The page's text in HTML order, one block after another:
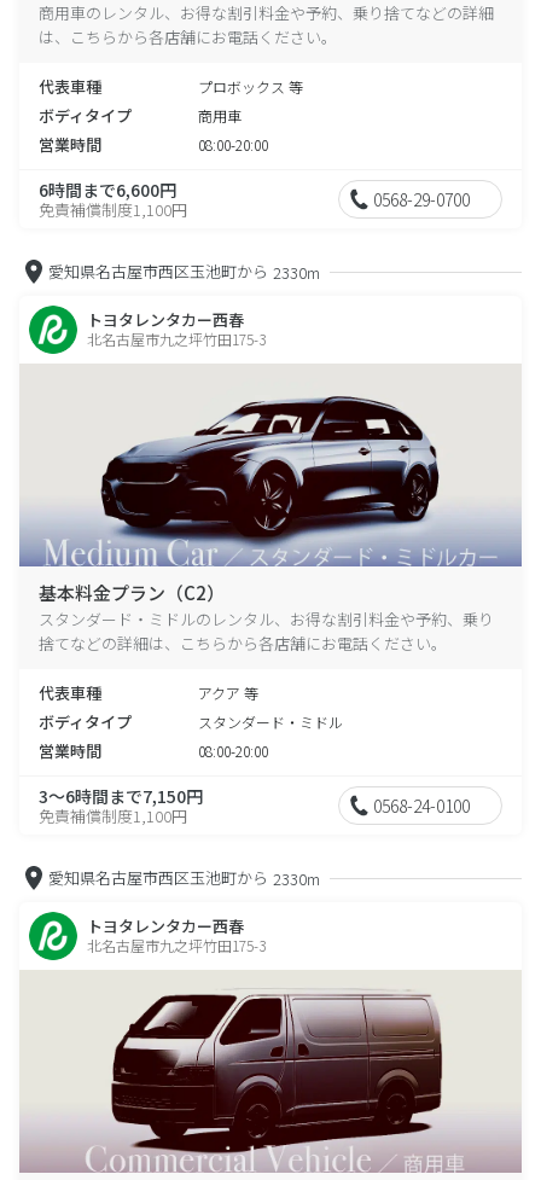
商用車のレンタル、お得な割引料金や予約、乗り捨てなどの詳細
は、こちらから各店舗にお電話ください。
代表車種 プロボックス 等
ボディタイプ 商用車
営業時間 08:00-20:00
6時間まで6,600円
免責補償制度1,100円 0568-29-0700
愛知県名古屋市西区玉池町から 2330m
トヨタレンタカー西春
北名古屋市九之坪竹田175-3
基本料金プラン（C2）
スタンダード・ミドルのレンタル、お得な割引料金や予約、乗り
捨てなどの詳細は、こちらから各店舗にお電話ください。
代表車種 アクア 等
ボディタイプ スタンダード・ミドル
営業時間 08:00-20:00
3～6時間まで7,150円
免責補償制度1,100円 0568-24-0100
愛知県名古屋市西区玉池町から 2330m
トヨタレンタカー西春
北名古屋市九之坪竹田175-3